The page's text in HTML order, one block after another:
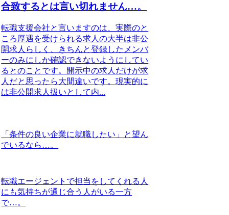
合致するとは言い切れません…。
転職支援会社と言いますのは、実際のと
ころ厚遇を受けられる求人の大半は非公
開求人らしく、きちんと登録したメンバ
ーのみにしか確認できないようにしてい
るとのことです。開示中の求人だけが求
人だと思ったら大間違いです。現実的に
は非公開求人扱いとして内...
「条件の良い企業に就職したい」と望ん
でいるなら…。
転職エージェントで担当をしてくれる人
にも気持ちが通じ合う人がいる一方
で…。